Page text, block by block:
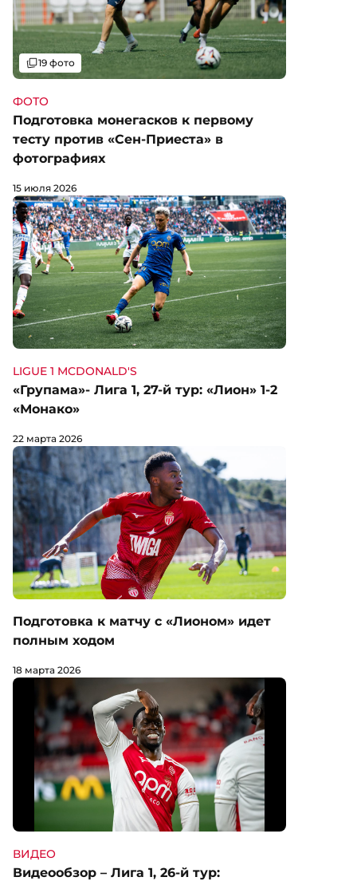
ФОТО
Подготовка монегасков к первому
тесту против «Сен-Приеста» в
фотографиях
Галерея
19 фото
15 июля 2026
LIGUE 1 MCDONALD'S
«Групама»- Лига 1, 27-й тур: «Лион» 1-2
«Монако»
22 марта 2026
Подготовка к матчу с «Лионом» идет
полным ходом
18 марта 2026
ВИДЕО
Видеообзор – Лига 1, 26-й тур: